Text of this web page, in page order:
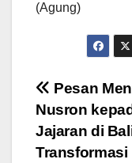
(Agung)
pos
Pesan
Nusron
Jajaran di
Transformasi